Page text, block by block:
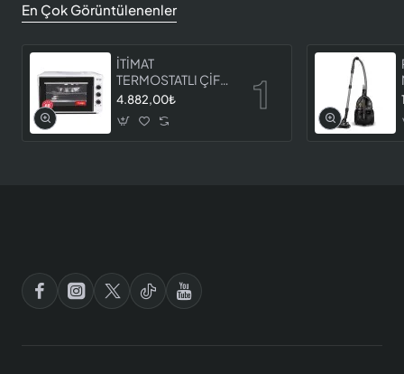
En Çok Görüntülenenler
İTİMAT
TERMOSTATLI ÇİFT
CAMLI FIRIN 8060
4.882,00₺